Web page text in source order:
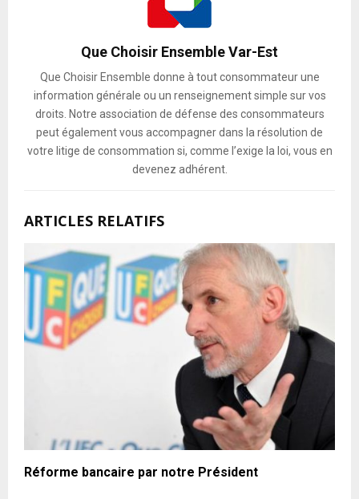
Que Choisir Ensemble Var-Est
Que Choisir Ensemble donne à tout consommateur une
information générale ou un renseignement simple sur vos
droits. Notre association de défense des consommateurs
peut également vous accompagner dans la résolution de
votre litige de consommation si, comme l’exige la loi, vous en
devenez adhérent.
ARTICLES RELATIFS
Réforme bancaire par notre Président